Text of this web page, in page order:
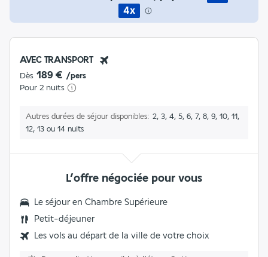
4x
AVEC TRANSPORT
Dès 189 € /pers
Pour 2 nuits
Autres durées de séjour disponibles
2, 3, 4, 5, 6, 7, 8, 9, 10, 11,
12, 13 ou 14 nuits
L’offre négociée pour vous
Le séjour en Chambre Supérieure
Petit-déjeuner
Les vols au départ de la ville de votre choix